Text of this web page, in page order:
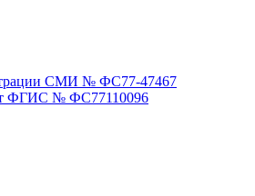
СМИ № ФС77-47467
ФГИС № ФС77110096